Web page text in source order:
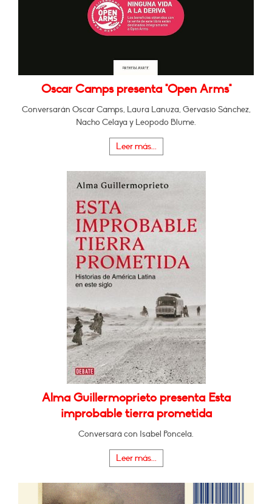
Oscar Camps presenta "Open Arms"
Conversarán Oscar Camps, Laura Lanuza, Gervasio Sánchez,
Nacho Celaya y Leopodo Blume.
Leer más...
Alma Guillermoprieto presenta Esta
improbable tierra prometida
Conversará con Isabel Poncela.
Leer más...